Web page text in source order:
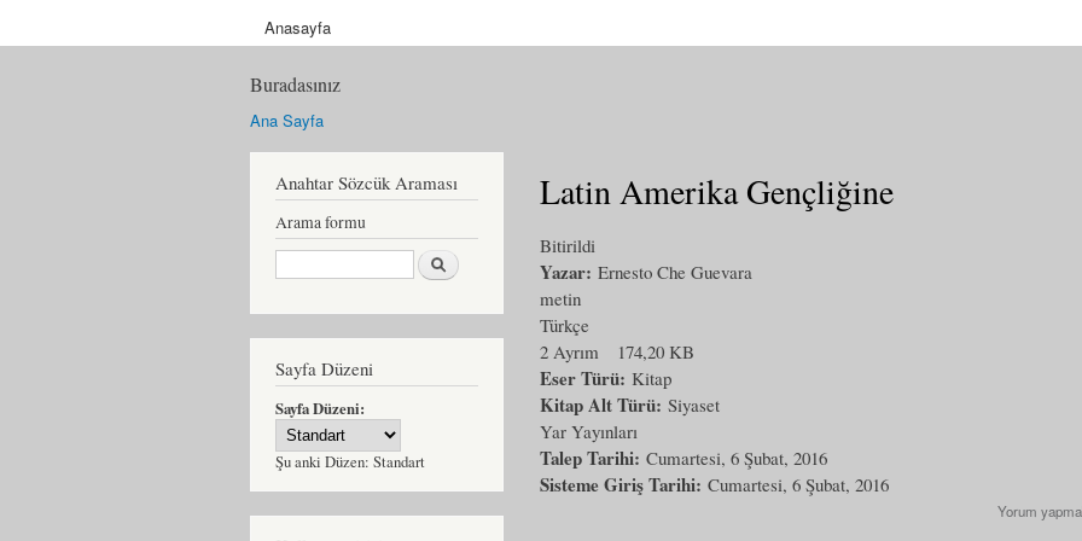
Anasayfa
Buradasınız
Ana Sayfa
Anahtar Sözcük Araması
Arama formu
Ara
Sayfa Düzeni
Sayfa Düzeni:
Şu anki Düzen: Standart
Latin Amerika Gençliğine
Bitirildi
Yazar: Ernesto Che Guevara
metin
Türkçe
2 Ayrım
174,20 KB
Eser Türü: Kitap
Kitap Alt Türü: Siyaset
Yar Yayınları
Talep Tarihi: Cumartesi, 6 Şubat, 2016
Sisteme Giriş Tarihi: Cumartesi, 6 Şubat, 2016
Yorum